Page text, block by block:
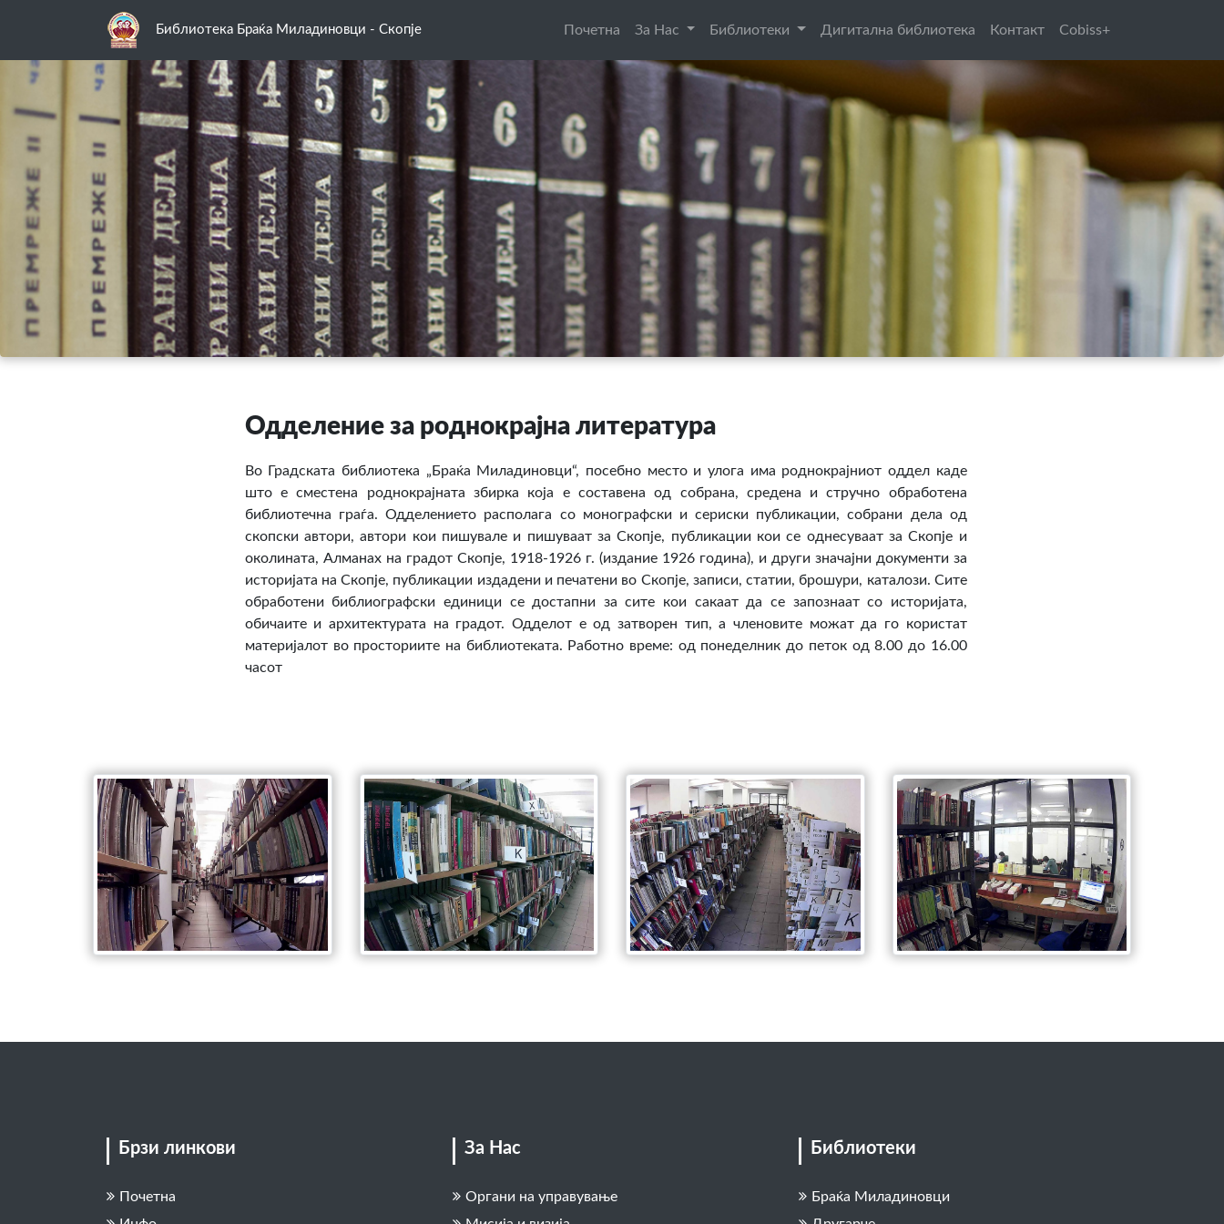
Библиотека Браќа Миладиновци - Скопје Почетна За Нас Библиотеки Дигитална библиотека Контакт Cobiss+
Одделение за роднокрајна литература
Во Градската библиотека „Браќа Миладиновци“, посебно место и улога има роднокрајниот оддел каде
што е сместена роднокрајната збирка која е составена од собрана, средена и стручно обработена
библиотечна граѓа. Одделението располага со монографски и сериски публикации, собрани дела од
скопски автори, автори кои пишувале и пишуваат за Скопје, публикации кои се однесуваат за Скопје и
околината, Алманах на градот Скопје, 1918-1926 г. (издание 1926 година), и други значајни документи за
историјата на Скопје, публикации издадени и печатени во Скопје, записи, статии, брошури, каталози. Сите
обработени библиографски единици се достапни за сите кои сакаат да се запознаат со историјата,
обичаите и архитектурата на градот. Одделот е од затворен тип, а членовите можат да го користат
материјалот во просториите на библиотеката. Работно време: од понеделник до петок од 8.00 до 16.00
часот
Брзи линкови
Почетна
За Нас
Органи на управување
Библиотеки
Браќа Миладиновци